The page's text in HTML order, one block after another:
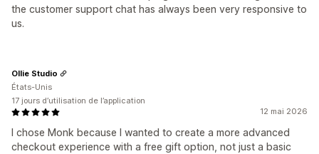
the customer support chat has always been very responsive to
us.
12 mai 2026
I chose Monk because I wanted to create a more advanced
checkout experience with a free gift option, not just a basic
Ollie Studio
États-Unis
17 jours d’utilisation de l’application